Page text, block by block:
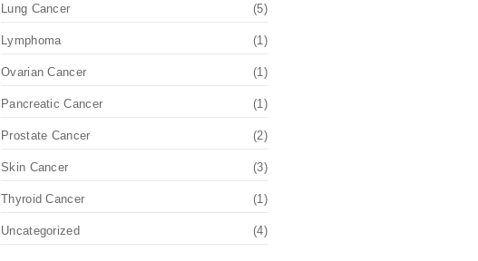
Lung Cancer (5)
Lymphoma (1)
Ovarian Cancer (1)
Pancreatic Cancer (1)
Prostate Cancer (2)
Skin Cancer (3)
Thyroid Cancer (1)
Uncategorized (4)